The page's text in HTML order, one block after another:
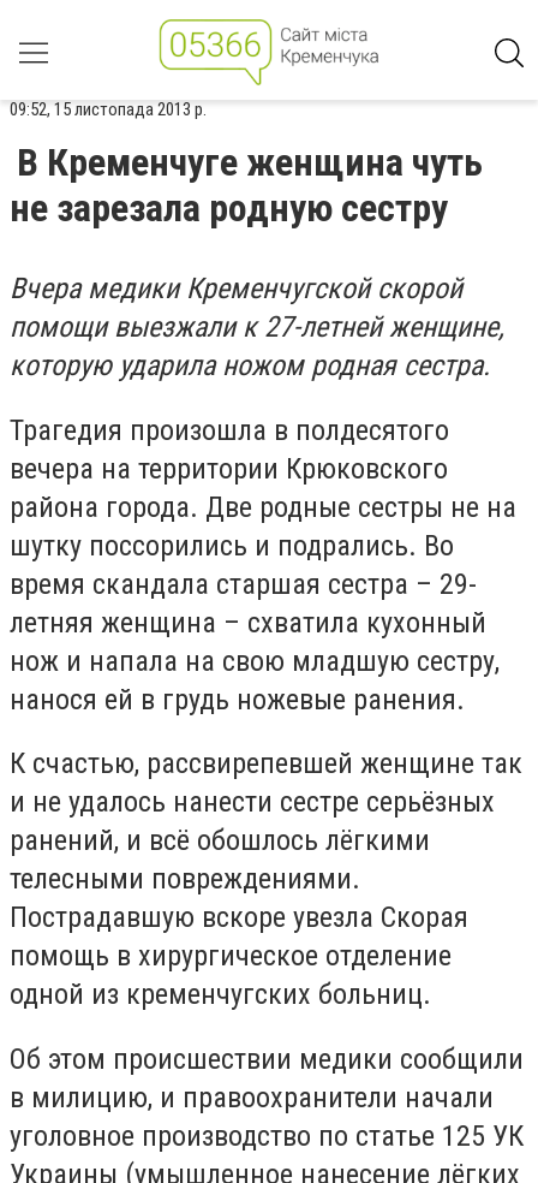
09:52, 15 листопада 2013 р.
В Кременчуге женщина чуть
не зарезала родную сестру
Вчера медики Кременчугской скорой
помощи выезжали к 27-летней женщине,
которую ударила ножом родная сестра.
Трагедия произошла в полдесятого
вечера на территории Крюковского
района города. Две родные сестры не на
шутку поссорились и подрались. Во
время скандала старшая сестра – 29-
летняя женщина – схватила кухонный
нож и напала на свою младшую сестру,
нанося ей в грудь ножевые ранения.
К счастью, рассвирепевшей женщине так
и не удалось нанести сестре серьёзных
ранений, и всё обошлось лёгкими
телесными повреждениями.
Пострадавшую вскоре увезла Скорая
помощь в хирургическое отделение
одной из кременчугских больниц.
Об этом происшествии медики сообщили
в милицию, и правоохранители начали
уголовное производство по статье 125 УК
Украины (умышленное нанесение лёгких